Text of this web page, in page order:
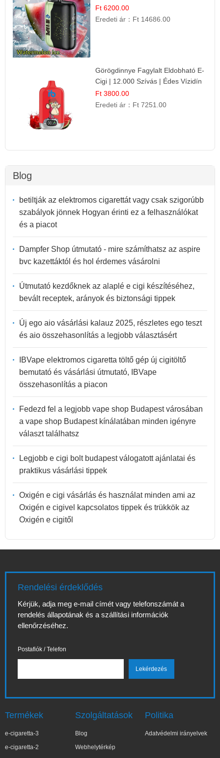
Élmény!
Ft 6200.00
Eredeti ár： Ft 14686.00
Görögdinnye Fagylalt Eldobható E-
Cigi | 12.000 Szívás | Édes Vízidín
Íz
Ft 3800.00
Eredeti ár： Ft 7251.00
Blog
betiltják az elektromos cigarettát vagy csak szigorúbb
szabályok jönnek Hogyan érinti ez a felhasználókat
és a piacot
Dampfer Shop útmutató - mire számíthatsz az aspire
bvc kazettáktól és hol érdemes vásárolni
Útmutató kezdőknek az alaplé e cigi készítéséhez,
bevált receptek, arányok és biztonsági tippek
Új ego aio vásárlási kalauz 2025, részletes ego teszt
és aio összehasonlítás a legjobb választásért
IBVape elektromos cigaretta töltő gép új cigitöltő
bemutató és vásárlási útmutató, IBVape
összehasonlítás a piacon
Fedezd fel a legjobb vape shop Budapest városában
a vape shop Budapest kínálatában minden igényre
választ találhatsz
Legjobb e cigi bolt budapest válogatott ajánlatai és
praktikus vásárlási tippek
Oxigén e cigi vásárlás és használat minden ami az
Oxigén e cigivel kapcsolatos tippek és trükkök az
Oxigén e cigitől
Rendelési érdeklődés
Kérjük, adja meg e-mail címét vagy telefonszámát a
rendelés állapotának és a szállítási információk
ellenőrzéséhez.
Postafiók / Telefon
Termékek
e-cigaretta-3
e-cigaretta-2
Szolgáltatások
Blog
Webhelytérkép
Politika
Adatvédelmi irányelvek